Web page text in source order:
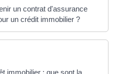
un contrat d'assurance
un crédit immobilier ?
immobilier : que sont la